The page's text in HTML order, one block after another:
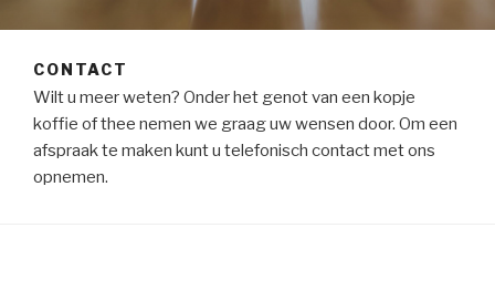
CONTACT
Wilt u meer weten? Onder het genot van een kopje
koffie of thee nemen we graag uw wensen door. Om een
afspraak te maken kunt u telefonisch contact met ons
opnemen.